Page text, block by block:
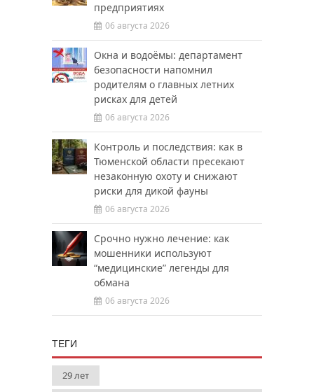
предприятиях
06 августа 2026
Окна и водоёмы: департамент
безопасности напомнил
родителям о главных летних
рисках для детей
06 августа 2026
Контроль и последствия: как в
Тюменской области пресекают
незаконную охоту и снижают
риски для дикой фауны
06 августа 2026
Срочно нужно лечение: как
мошенники используют
“медицинские” легенды для
обмана
06 августа 2026
ТЕГИ
29 лет